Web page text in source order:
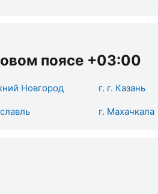
поясе +03:00
Новгород г. г. Казань
г. Махачкала